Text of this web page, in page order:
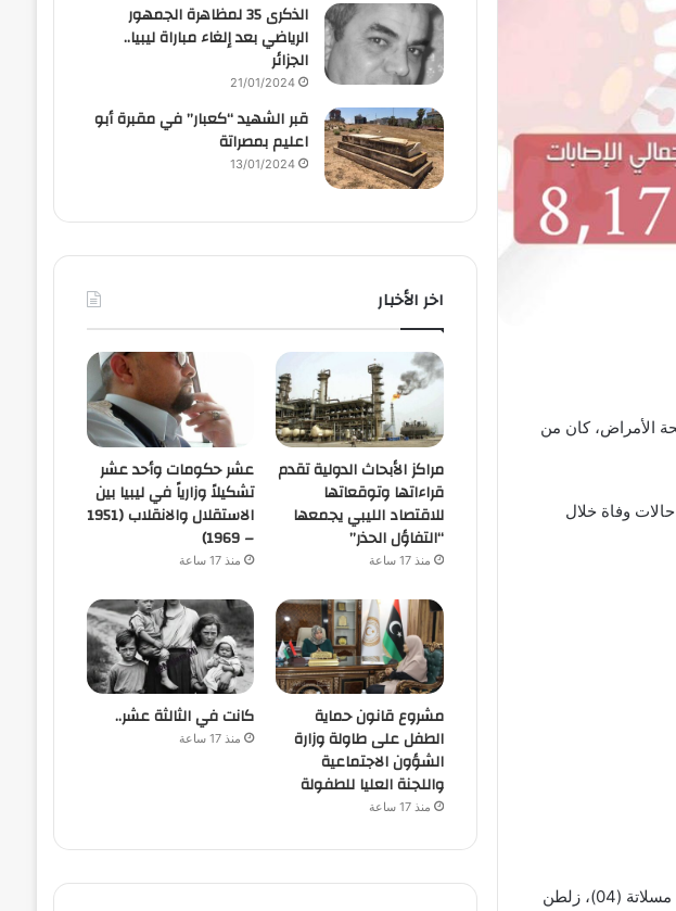
المركز الوطني لمكافحة الأمراض، كان من
كذلك (39) حالة شفاء، وثماني حالات وفاة خلال
وسجلت الحالات في كل من: طرابلس (180)، الأصابعة (03)، غريان (26)، ترهونة (11)، الزاوية الغرب (01)، مسلاتة (04)، زلطن
الذكرى 35 لمظاهرة الجمهور
الرياضي بعد إلغاء مباراة ليبيا..
الجزائر
21/01/2024
قبر الشهيد “كعبار” في مقبرة أبو
اعليم بمصراتة
13/01/2024
اخر الأخبار
مراكز الأبحاث الدولية تقدم
قراءاتها وتوقعاتها
للاقتصاد الليبي يجمعها
“التفاؤل الحذر”
منذ 17 ساعة
عشر حكومات وأحد عشر
تشكيلاً وزارياً في ليبيا بين
الاستقلال والانقلاب (1951
– 1969)
منذ 17 ساعة
مشروع قانون حماية
الطفل على طاولة وزارة
الشؤون الاجتماعية
واللجنة العليا للطفولة
منذ 17 ساعة
كانت في الثالثة عشر..
منذ 17 ساعة